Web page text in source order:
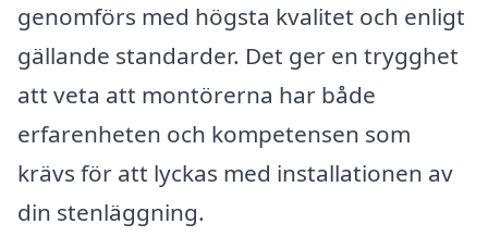
genomförs med högsta kvalitet och enligt
gällande standarder. Det ger en trygghet
att veta att montörerna har både
erfarenheten och kompetensen som
krävs för att lyckas med installationen av
din stenläggning.